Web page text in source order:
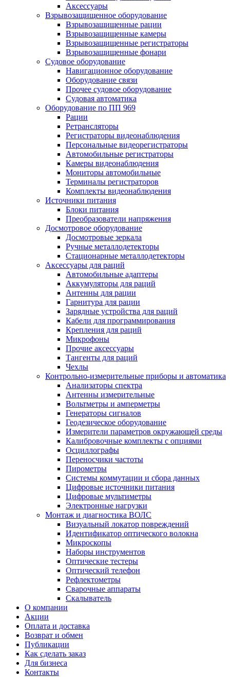
Аксессуары
Взрывозащищенное оборудование
Взрывозащищенные рации
Взрывозащищенные камеры
Взрывозащищенные регистраторы
Взрывозащищенные фонари
Судовое оборудование
Навигационное оборудование
Оборудование связи
Прочее судовое оборудование
Судовая автоматика
Оборудование по ПП 969
Рации
Ретрансляторы
Регистраторы видеонаблюдения
Персональные видеорегистраторы
Автомобильные регистраторы
Камеры видеонаблюдения
Мониторы автомобильные
Терминалы регистраторов
Комплекты видеонаблюдения
Источники питания
Блоки питания
Преобразователи напряжения
Досмотровое оборудование
Досмотровые зеркала
Ручные металлодетекторы
Стационарные металлодетекторы
Аксессуары для раций
Автомобильные адаптеры
Аккумуляторы для раций
Антенны для рации
Гарнитура для рации
Зарядные устройства для раций
Кабели для программирования
Крепления для раций
Микрофоны
Прочие аксессуары
Тангенты для раций
Чехлы
Контрольно-измерительные приборы и автоматика
Анализаторы спектра
Антенны измерительные
Вольтметры и амперметры
Генераторы сигналов
Геодезическое оборудование
Измерители параметров окружающей среды
Калибровочные комплекты с опциями
Осциллографы
Переносчики частоты
Пирометры
Системы коммутации и сбора данных
Цифровые источники питания
Цифровые мультиметры
Электронные нагрузки
Монтаж и диагностика ВОЛС
Визуальный локатор повреждений
Идентификатор оптического волокна
Микроскопы
Наборы инструментов
Оптические тестеры
Оптический телефон
Рефлектометры
Сварочные аппараты
Скалыватель
О компании
Акции
Оплата и доставка
Возврат и обмен
Публикации
Как сделать заказ
Для бизнеса
Контакты